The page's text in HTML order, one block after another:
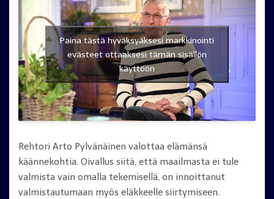
Paina tästä hyväksyäksesi markkinointi
evästeet ottaaksesi tämän sisällön
käyttöön
Rehtori Arto Pylvänäinen valottaa elämänsä
käännekohtia. Oivallus siitä, että maailmasta ei tule
valmista vain omalla tekemisellä, on innoittanut
valmistautumaan myös eläkkeelle siirtymiseen.